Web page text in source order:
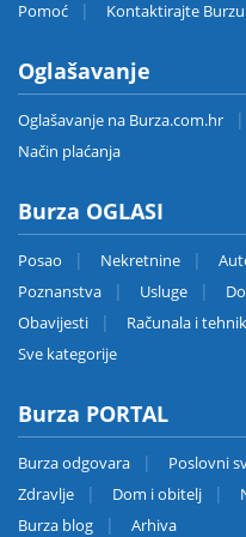
Pomoć Kontaktirajte Burzu
Oglašavanje
Oglašavanje na Burza.com.hr
Način plaćanja
Burza OGLASI
Posao Nekretnine
Poznanstva
Usluge
Obavijesti
Računala i
Sve kategorije
Burza PORTAL
Burza odgovara Poslovni
Zdravlje
Dom i obitelj
Burza blog
Arhiva